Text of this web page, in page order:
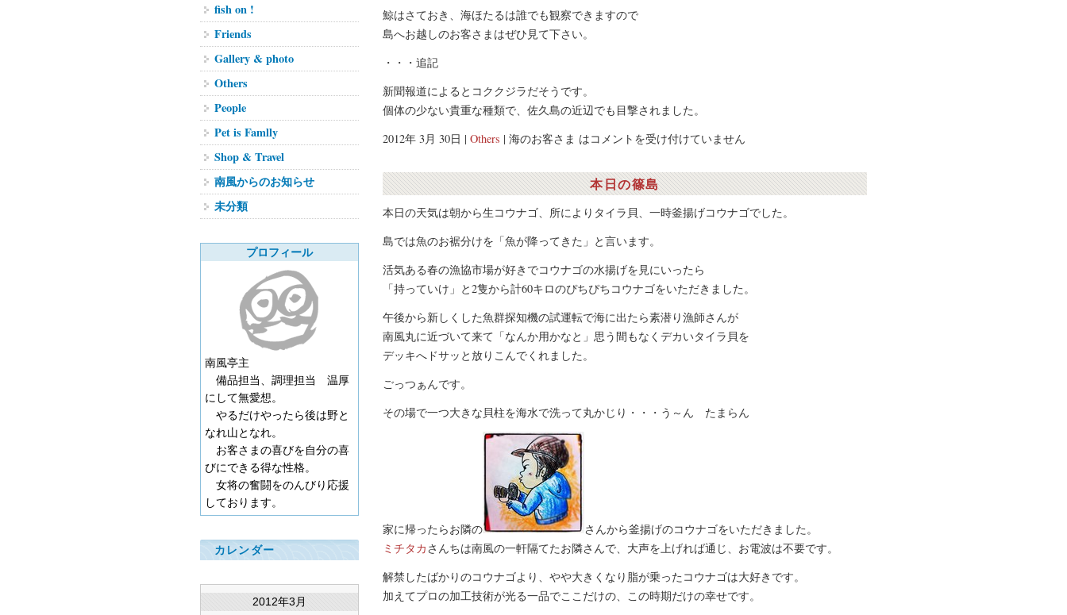
鯨はさておき、海ほたるは誰でも観察できますので
島へお越しのお客さまはぜひ見て下さい。
・・・追記
新聞報道によるとコククジラだそうです。
個体の少ない貴重な種類で、佐久島の近辺でも目撃されました。
2012年 3月 30日 | Others | 海のお客さま はコメントを受け付けていません
本日の篠島
本日の天気は朝から生コウナゴ、所によりタイラ貝、一時釜揚げコウナゴでした。
島では魚のお裾分けを「魚が降ってきた」と言います。
活気ある春の漁協市場が好きでコウナゴの水揚げを見にいったら
「持っていけ」と2隻から計60キロのぴちぴちコウナゴをいただきました。
午後から新しくした魚群探知機の試運転で海に出たら素潜り漁師さんが
南風丸に近づいて来て「なんか用かなと」思う間もなくデカいタイラ貝を
デッキへドサッと放りこんでくれました。
ごっつぁんです。
その場で一つ大きな貝柱を海水で洗って丸かじり・・・う～ん たまらん
家に帰ったらお隣の
さんから釜揚げのコウナゴをいただきました。
ミチタカさんちは南風の一軒隔てたお隣さんで、大声を上げれば通じ、お電波は不要です。
解禁したばかりのコウナゴより、やや大きくなり脂が乗ったコウナゴは大好きです。
加えてプロの加工技術が光る一品でここだけの、この時期だけの幸せです。
fish on !
Friends
Gallery & photo
Others
People
Pet is Famlly
Shop & Travel
南風からのお知らせ
未分類
プロフィール
南風亭主
備品担当、調理担当 温厚
にして無愛想。
やるだけやったら後は野と
なれ山となれ。
お客さまの喜びを自分の喜
びにできる得な性格。
女将の奮闘をのんびり応援
しております。
カレンダー
2012年3月